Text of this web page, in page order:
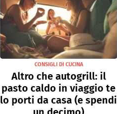
CONSIGLI DI CUCINA
Altro che autogrill: il
pasto caldo in viaggio te
lo porti da casa (e spendi